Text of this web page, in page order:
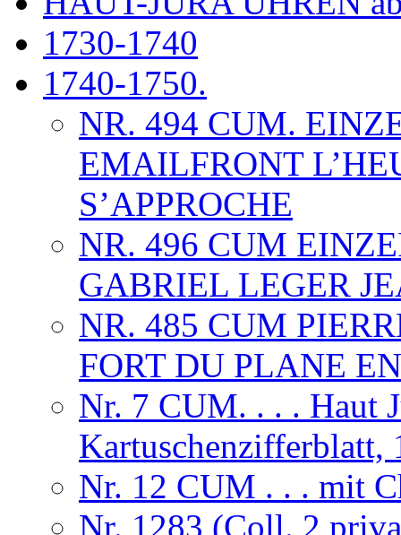
1730-1740
1740-1750.
NR. 494 CUM.
EMAILFRONT
S’APPROCHE
NR. 496 CUM
GABRIEL LEGER
NR. 485 CUM
FORT DU PLANE
Nr. 7 CUM. . . . Haut
Kartuschenzifferblatt,
Nr. 12 CUM . . . mit
Nr. 1283 (Coll. 2